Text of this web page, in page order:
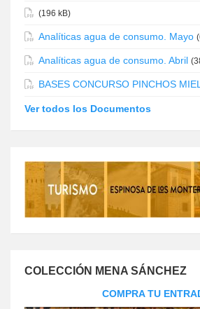
(196 kB)
Analíticas agua de consumo. Mayo
Analíticas agua de consumo. Abril
BASES CONCURSO PINCHOS
Ver todos los Documentos
COLECCIÓN MENA SÁNCHEZ
COMPRA TU